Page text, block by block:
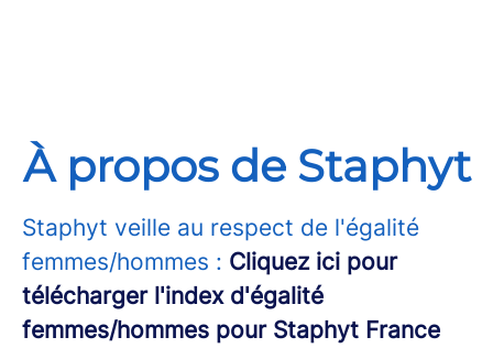
À propos de Staphyt
Staphyt veille au respect de l'égalité
femmes/hommes : Cliquez ici pour
télécharger l'index d'égalité
femmes/hommes pour Staphyt France